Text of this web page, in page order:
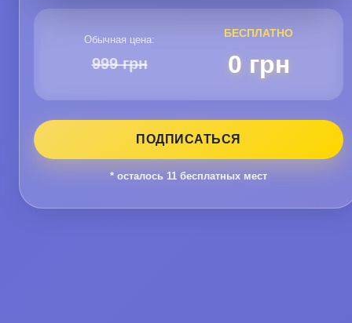
Обычная цена:
999 грн
БЕСПЛАТНО
0 грн
ПОДПИСАТЬСЯ
* осталось 11 бесплатных мест